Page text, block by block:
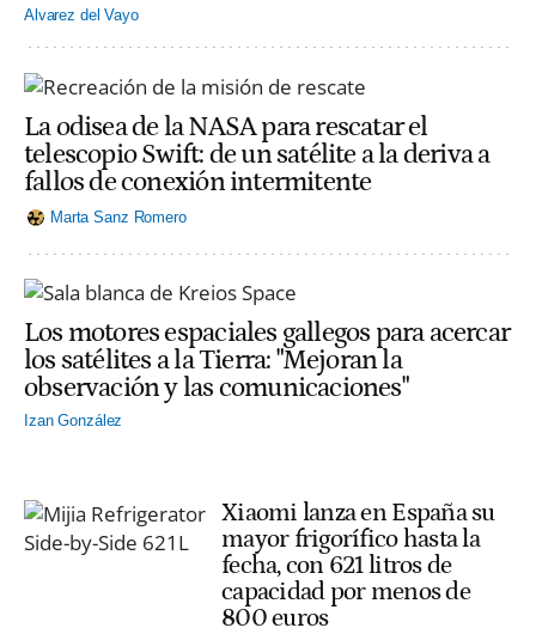
Alvarez del Vayo
La odisea de la NASA para rescatar el
telescopio Swift: de un satélite a la deriva a
fallos de conexión intermitente
Marta Sanz Romero
Los motores espaciales gallegos para acercar
los satélites a la Tierra: "Mejoran la
observación y las comunicaciones"
Izan González
Xiaomi lanza en España su
mayor frigorífico hasta la
fecha, con 621 litros de
capacidad por menos de
800 euros